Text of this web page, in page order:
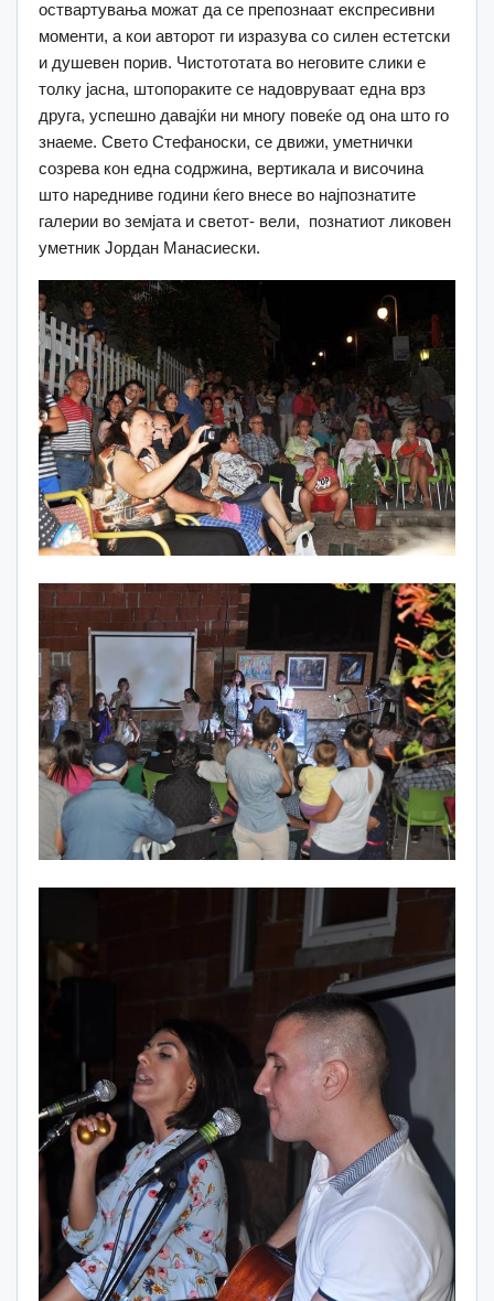
оствартувања можат да се препознаат експресивни
моменти, а кои авторот ги изразува со силен естетски
и душевен порив. Чистототата во неговите слики е
толку јасна, штопораките се надовруваат една врз
друга, успешно давајќи ни многу повеќе од она што го
знаеме. Свето Стефаноски, се движи, уметнички
созрева кон една содржина, вертикала и височина
што наредниве години ќего внесе во најпознатите
галерии во земјата и светот- вели, познатиот ликовен
уметник Јордан Манасиески.